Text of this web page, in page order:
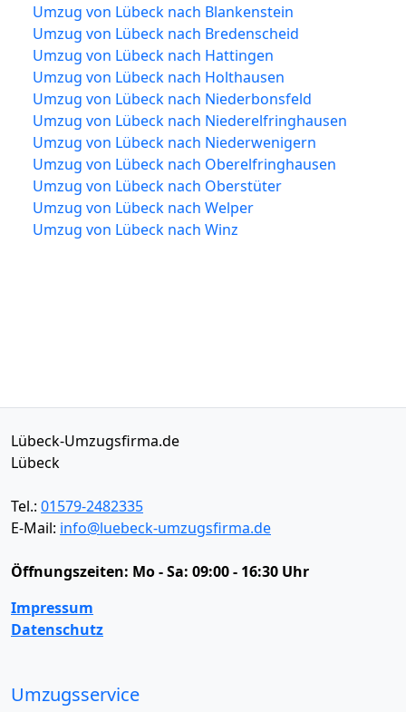
Umzug von Lübeck nach Blankenstein
Umzug von Lübeck nach Bredenscheid
Umzug von Lübeck nach Hattingen
Umzug von Lübeck nach Holthausen
Umzug von Lübeck nach Niederbonsfeld
Umzug von Lübeck nach Niederelfringhausen
Umzug von Lübeck nach Niederwenigern
Umzug von Lübeck nach Oberelfringhausen
Umzug von Lübeck nach Oberstüter
Umzug von Lübeck nach Welper
Umzug von Lübeck nach Winz
Lübeck-Umzugsfirma.de
Lübeck
Tel.: 01579-2482335
E-Mail: info@luebeck-umzugsfirma.de
Öffnungszeiten: Mo - Sa: 09:00 - 16:30 Uhr
Impressum
Datenschutz
Umzugsservice